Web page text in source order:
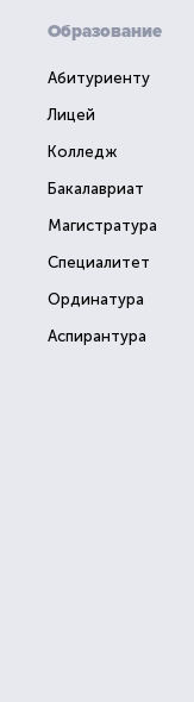
Образование
Абитуриенту
Лицей
Колледж
Бакалавриат
Магистратура
Специалитет
Ординатура
Аспирантура